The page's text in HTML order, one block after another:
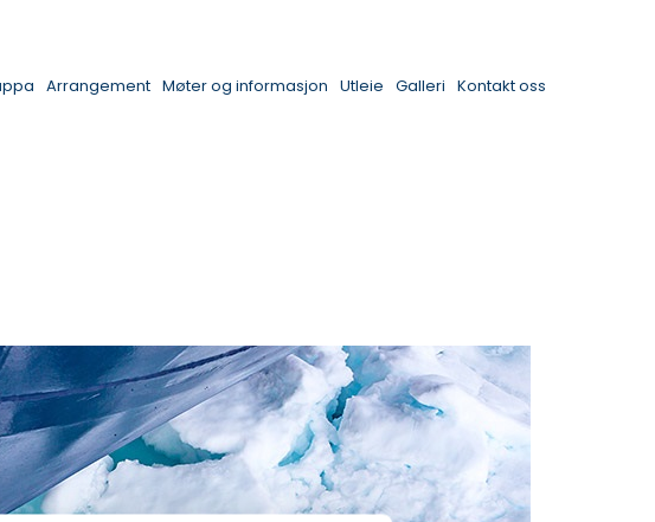
Arrangement Møter og informasjon Utleie Galleri Kontakt oss